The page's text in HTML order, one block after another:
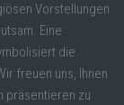
Vorstellungen
Eine
die
freuen uns, Ihnen
präsentieren zu